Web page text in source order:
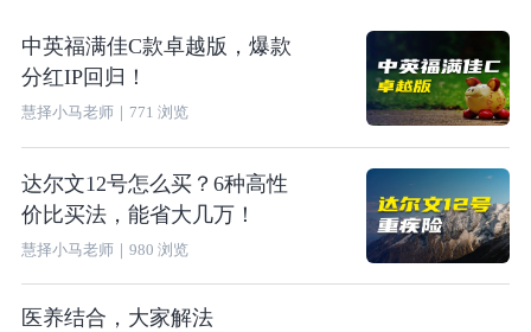
中英福满佳C款卓越版，爆款
分红IP回归！
慧择小马老师｜ 771 浏览
达尔文12号怎么买？6种高性
价比买法，能省大几万！
慧择小马老师｜ 980 浏览
医养结合，大家解法